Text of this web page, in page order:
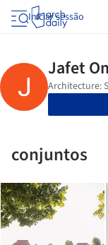
Iniciar sessão
conjuntos